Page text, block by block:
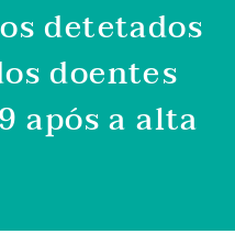
detetados
doentes
após a alta